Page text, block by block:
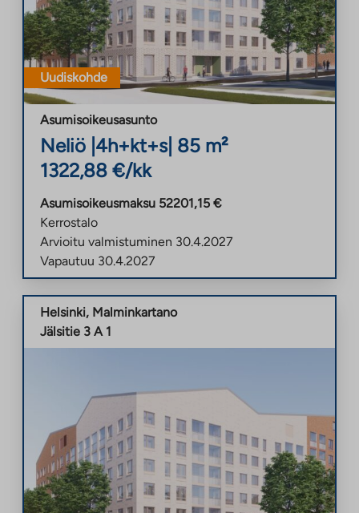
Uudiskohde
Asumisoikeusasunto
Neliö 4h+kt+s| 85 m²
1322,88 €/kk
Asumisoikeusmaksu 52201,15 €
Kerrostalo
Arvioitu valmistuminen 30.4.2027
Vapautuu 30.4.2027
Helsinki, Malminkartano
Jälsitie 3 A 1